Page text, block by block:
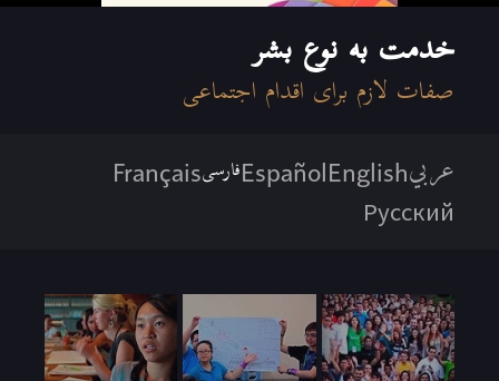
خدمت به نوع بشر
صفات لازم برای اقدام اجتماعی
عربيEnglish
EspañolفارسیFrançais
Русский